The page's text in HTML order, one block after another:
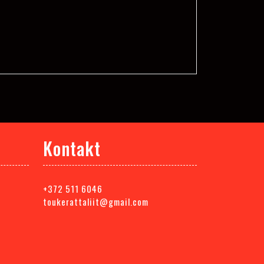
Kontakt
+372 511 6046
toukerattaliit@gmail.com